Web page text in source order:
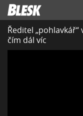
Ředitel
čím dál víc